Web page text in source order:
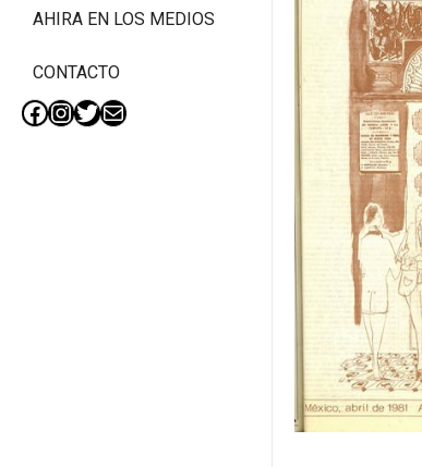
AHIRA EN LOS MEDIOS
CONTACTO
Facebook
Instagram
Twitter
Mail